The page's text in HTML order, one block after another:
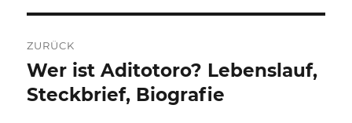
ZURÜCK
Vorheriger
Beitrag:
Wer ist Aditotoro? Lebenslauf,
Steckbrief, Biografie